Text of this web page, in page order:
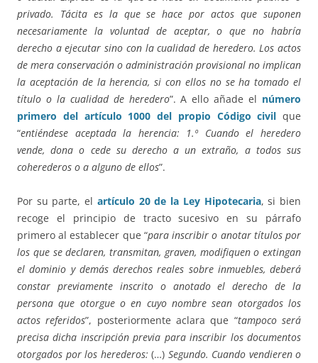
privado. Tácita es la que se hace por actos que suponen
necesariamente la voluntad de aceptar, o que no habría
derecho a ejecutar sino con la cualidad de heredero. Los actos
de mera conservación o administración provisional no implican
la aceptación de la herencia, si con ellos no se ha tomado el
título o la cualidad de heredero”. A ello añade el número
primero del artículo 1000 del propio Código civil que
“entiéndese aceptada la herencia: 1.º Cuando el heredero
vende, dona o cede su derecho a un extraño, a todos sus
coherederos o a alguno de ellos”.
Por su parte, el artículo 20 de la Ley Hipotecaria, si bien
recoge el principio de tracto sucesivo en su párrafo
primero al establecer que “para inscribir o anotar títulos por
los que se declaren, transmitan, graven, modifiquen o extingan
el dominio y demás derechos reales sobre inmuebles, deberá
constar previamente inscrito o anotado el derecho de la
persona que otorgue o en cuyo nombre sean otorgados los
actos referidos”, posteriormente aclara que “tampoco será
precisa dicha inscripción previa para inscribir los documentos
otorgados por los herederos: (…) Segundo. Cuando vendieren o